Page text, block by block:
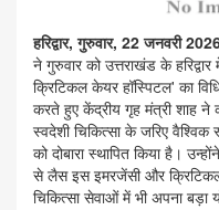
हरिद्वार, गुरुवार, 22 जनवरी
ने गुरुवार को उत्तराखंड के
क्रिटिकल केयर हॉस्पिटल' का
करते हुए केंद्रीय गृह मंत्री शाह ने
स्वदेशी चिकित्सा के जरिए वैश्विक
को दोबारा स्थापित किया है।
से लैस इस इमरजेंसी और
चिकित्सा सेवाओं में भी अपना बड़ा